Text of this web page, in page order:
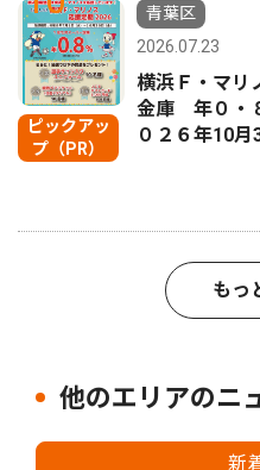
ピックアッ
プ（PR）
青葉区
2026.07.23
横浜Ｆ・マ
金庫 年０・
０２６年10月
もっ
他のエリアのニ
新